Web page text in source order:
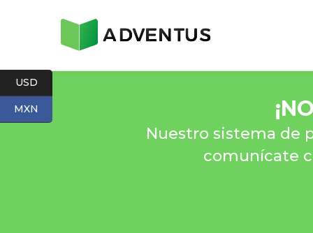
¡
Nuestro sistema de
comunícate
USD
MXN